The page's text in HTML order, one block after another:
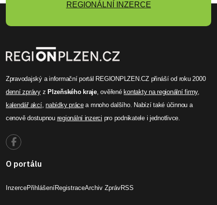
REGIONÁLNÍ INZERCE
Zpravodajský a informační portál REGIONPLZEN.CZ přináší od roku 2000
denní zprávyz Plzeňského kraje, ověřené kontakty na regionální firmy,
kalendář akcí,nabídky prácea mnoho dalšího. Nabízí také účinnou a
cenově dostupnou regionální inzerci pro podnikatele i jednotlivce.
O portálu
InzercePřihlášeníRegistraceArchiv ZprávRSS